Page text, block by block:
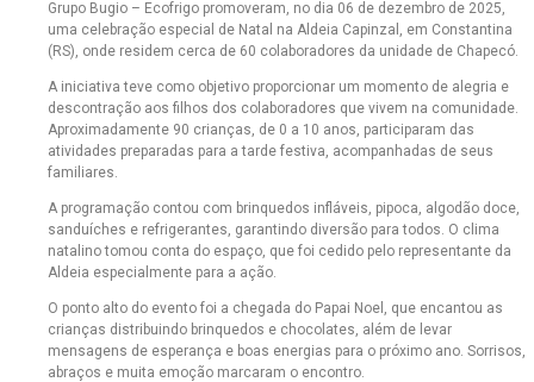
Grupo Bugio – Ecofrigo promoveram, no dia 06 de dezembro de 2025,
uma celebração especial de Natal na Aldeia Capinzal, em Constantina
(RS), onde residem cerca de 60 colaboradores da unidade de Chapecó.
A iniciativa teve como objetivo proporcionar um momento de alegria e
descontração aos filhos dos colaboradores que vivem na comunidade.
Aproximadamente 90 crianças, de 0 a 10 anos, participaram das
atividades preparadas para a tarde festiva, acompanhadas de seus
familiares.
A programação contou com brinquedos infláveis, pipoca, algodão doce,
sanduíches e refrigerantes, garantindo diversão para todos. O clima
natalino tomou conta do espaço, que foi cedido pelo representante da
Aldeia especialmente para a ação.
O ponto alto do evento foi a chegada do Papai Noel, que encantou as
crianças distribuindo brinquedos e chocolates, além de levar
mensagens de esperança e boas energias para o próximo ano. Sorrisos,
abraços e muita emoção marcaram o encontro.